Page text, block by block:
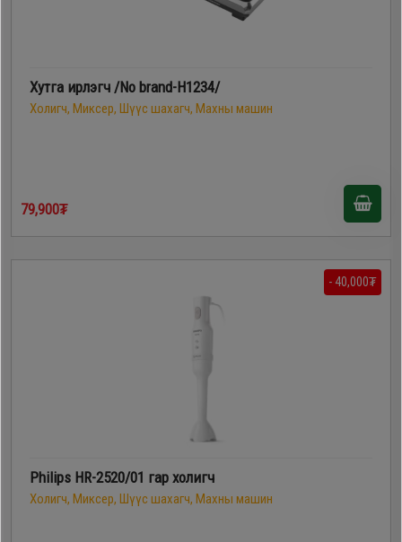
Хутга ирлэгч /No brand-H1234/
Холигч, Миксер, Шүүс шахагч, Махны машин
79,900₮
- 40,000₮
Philips HR-2520/01 гар холигч
Холигч, Миксер, Шүүс шахагч, Махны машин